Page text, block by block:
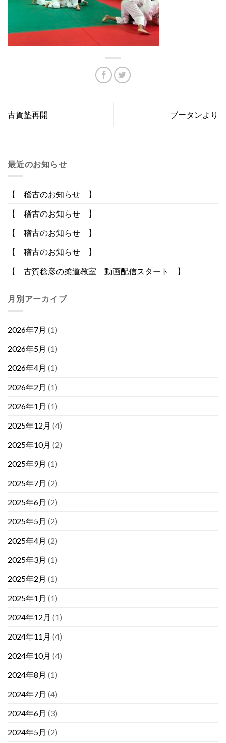
古賀塾再開 ブータンより
最近のお知らせ
【 稽古のお知らせ 】
【 稽古のお知らせ 】
【 稽古のお知らせ 】
【 稽古のお知らせ 】
【 古賀稔彦の柔道教室 動画配信スタート 】
月別アーカイブ
2026年7月 (1)
2026年5月 (1)
2026年4月 (1)
2026年2月 (1)
2026年1月 (1)
2025年12月 (4)
2025年10月 (2)
2025年9月 (1)
2025年7月 (2)
2025年6月 (2)
2025年5月 (2)
2025年4月 (2)
2025年3月 (1)
2025年2月 (1)
2025年1月 (1)
2024年12月 (1)
2024年11月 (4)
2024年10月 (4)
2024年8月 (1)
2024年7月 (4)
2024年6月 (3)
2024年5月 (2)